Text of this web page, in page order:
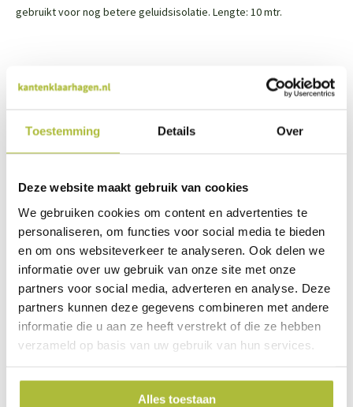
Toestemming Details Over
Deze website maakt gebruik van cookies
We gebruiken cookies om content en advertenties te
personaliseren, om functies voor social media te bieden
en om ons websiteverkeer te analyseren. Ook delen we
informatie over uw gebruik van onze site met onze
partners voor social media, adverteren en analyse. Deze
partners kunnen deze gegevens combineren met andere
informatie die u aan ze heeft verstrekt of die ze hebben
verzameld op basis van uw gebruik van hun services.
Alles toestaan
gebruikt voor nog betere geluidsisolatie. Lengte: 10 mtr.
Wil je advies of heb je een vraag? Neem contact op met ons
team!
Start chat
0344-228103
info@kantenklaarhagen.nl
Whatsapp 0344-228103
Specificaties